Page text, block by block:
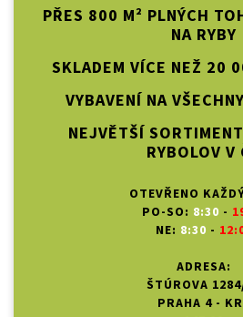
PŘES 800 M² PLNÝCH
NA RYBY
SKLADEM VÍCE NEŽ 20
VYBAVENÍ NA
NEJVĚTŠÍ
RYBOLOV V
OTEVŘENO
PO-SO: 8:30 -
NE: 8:30 -
ADRESA:
ŠTÚROVA
PRAHA 4 -